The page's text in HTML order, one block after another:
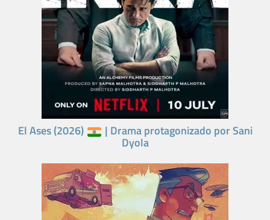
El Ases (2026) | Drama protagonizado por Sani
Dyola